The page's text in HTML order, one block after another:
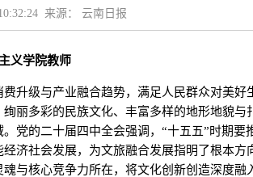
来源： 云南日报
义学院教师
级与产业融合趋势，满足人民群众对美好
丽多彩的民族文化、丰富多样的地形地貌与
党的二十届四中全会强调，“十五五”时期要
济社会发展，为文旅融合发展指明了根本方
与核心竞争力所在，将文化创新创造深度融